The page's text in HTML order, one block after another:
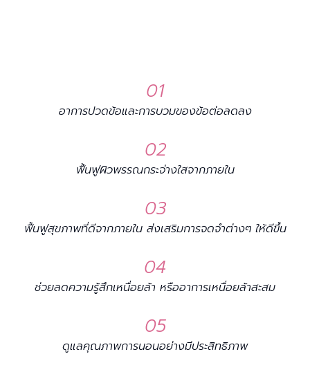
01
อาการปวดข้อและการบวมของข้อต่อลดลง
02
ฟื้นฟูผิวพรรณกระจ่างใสจากภายใน
03
ฟื้นฟูสุขภาพที่ดีจากภายใน ส่งเสริมการจดจำต่างๆ ให้ดีขึ้น
04
ช่วยลดความรู้สึกเหนื่อยล้า หรืออาการเหนื่อยล้าสะสม
05
ดูแลคุณภาพการนอนอย่างมีประสิทธิภาพ